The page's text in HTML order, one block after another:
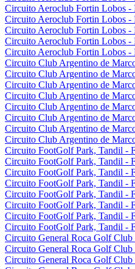
Circuito Aeroclub Fortin Lobos -
Circuito Aeroclub Fortin Lobos -
Circuito Aeroclub Fortin Lobos -
Circuito Aeroclub Fortin Lobos -
Circuito Aeroclub Fortin Lobos -
Circuito Club Argentino de
Circuito Club Argentino de
Circuito Club Argentino de
Circuito Club Argentino de
Circuito Club Argentino de
Circuito Club Argentino de
Circuito Club Argentino de
Circuito Club Argentino de
Circuito FootGolf Park, Tandil -
Circuito FootGolf Park, Tandil -
Circuito FootGolf Park, Tandil -
Circuito FootGolf Park, Tandil -
Circuito FootGolf Park, Tandil -
Circuito FootGolf Park, Tandil -
Circuito FootGolf Park, Tandil -
Circuito FootGolf Park, Tandil -
Circuito General Roca Golf Club
Circuito General Roca Golf Club
Circuito General Roca Golf Club